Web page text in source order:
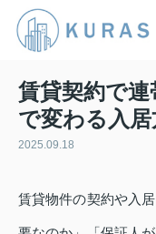
賃貸契約で
で変わる入
2025.09.18
賃貸物件の契約や入